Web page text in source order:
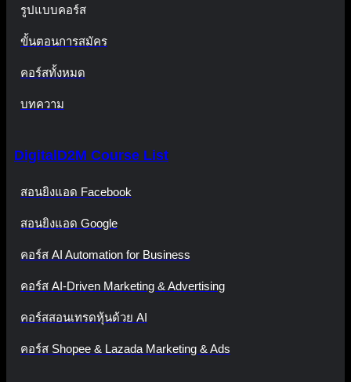
รูปแบบคอร์ส
ขั้นตอนการสมัคร
คอร์สทั้งหมด
บทความ
DigitalD2M Course List
สอนยิงแอด Facebook
สอนยิงแอด Google
คอร์ส AI Automation for Business
คอร์ส AI-Driven Marketing & Advertising
คอร์สสอนเทรดหุ้นด้วย AI
คอร์ส Shopee & Lazada Marketing & Ads